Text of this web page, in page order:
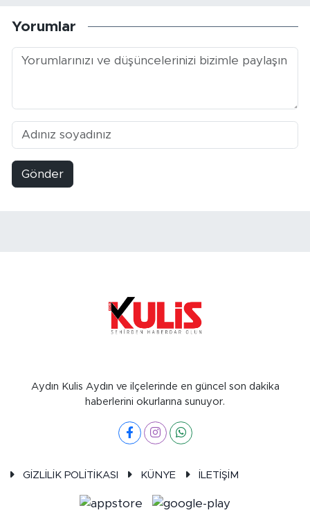
Yorumlar
Gönder
Aydın Kulis Aydın ve ilçelerinde en güncel son dakika
haberlerini okurlarına sunuyor.
GİZLİLİK POLİTİKASI KÜNYE İLETİŞİM